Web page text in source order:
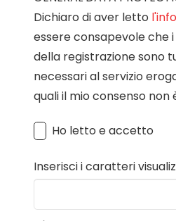
Dichiaro di aver letto
essere consapevole che
della registrazione sono
necessari al servizio
quali il mio consenso non
Ho letto e accetto
Inserisci i caratteri